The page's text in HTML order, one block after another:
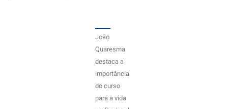
João
Quaresma
destaca a
importância
do curso
para a vida